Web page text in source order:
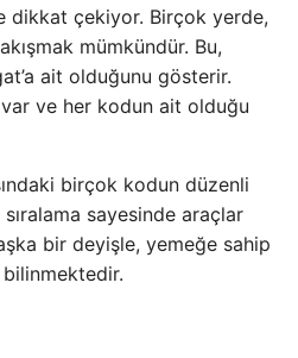
dikkat çekiyor. Birçok yerde,
mümkündür. Bu,
ait olduğunu gösterir.
ve her kodun ait olduğu
birçok kodun düzenli
sayesinde araçlar
bir deyişle, yemeğe sahip